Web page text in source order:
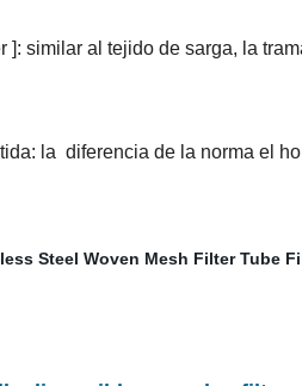
]: similar al tejido de sarga, la
la diferencia de la norma el